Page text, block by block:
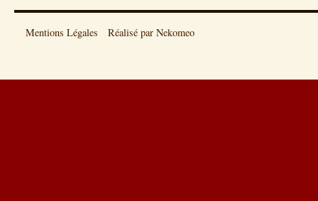
Mentions Légales Réalisé par Nekomeo